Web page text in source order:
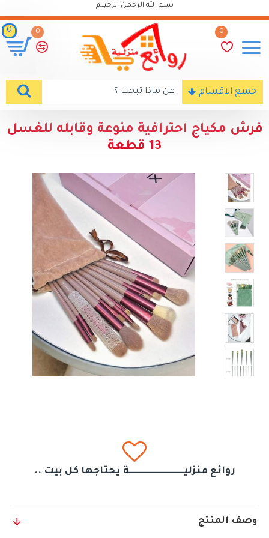
بسم الله الرحمن الرحيـــم
0
0
0
جميع الاقسام
فرش مكياج احترافية منوعة وقابله للغسل
13 قطعة
روائع منزليــــــــــــــــــــــــــــــة يحتاجها كل بيت ..
وصف المنتج